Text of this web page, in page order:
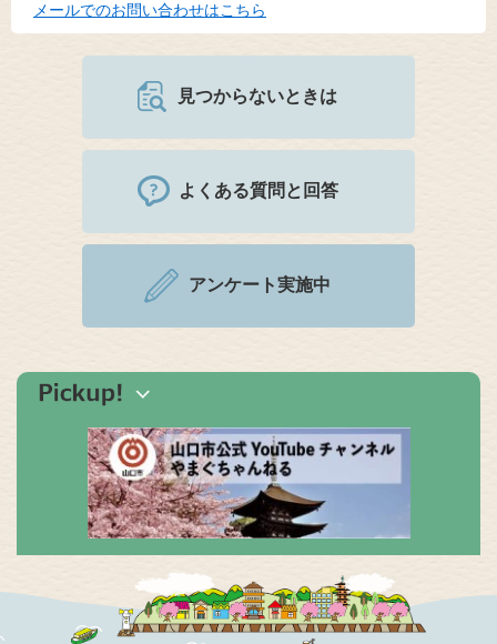
メールでのお問い合わせはこちら
見つからないときは
よくある質問と回答
アンケート実施中